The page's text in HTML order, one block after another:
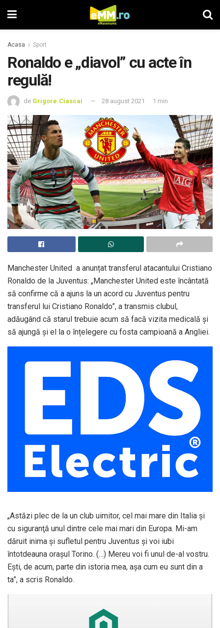
Acasa Sport
Ronaldo e „diavol” cu acte în
regulă!
de Grigore.Ciascai 28 august 2021 1 min
Manchester United a anunțat transferul atacantului Cristiano
Ronaldo de la Juventus: „Manchester United este încântată
să confirme că a ajuns la un acord cu Juventus pentru
transferul lui Cristiano Ronaldo”, a transmis clubul,
adăugând că starul trebuie acum să facă vizita medicală și
să ajungă și el la o înțelegere cu fosta campioană a Angliei.
„Astăzi plec de la un club uimitor, cel mai mare din Italia şi
cu siguranţă unul dintre cele mai mari din Europa. Mi-am
dăruit inima şi sufletul pentru Juventus şi voi iubi
întotdeauna oraşul Torino. (…) Mereu voi fi unul de-al vostru.
Eşti, de acum, parte din istoria mea, aşa cum eu sunt din a
ta”, a scris Ronaldo.